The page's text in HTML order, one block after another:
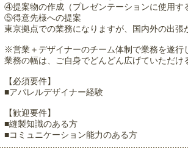
④提案物の作成（プレゼンテーションに使用す
⑤得意先様への提案
東京拠点での業務になりますが、国内外の出張
※営業＋デザイナーのチーム体制で業務を遂行
業務の幅は、ご自身でどんどん広げていただけ
【必須要件】
■アパレルデザイナー経験
【歓迎要件】
■縫製知識のある方
■コミュニケーション能力のある方